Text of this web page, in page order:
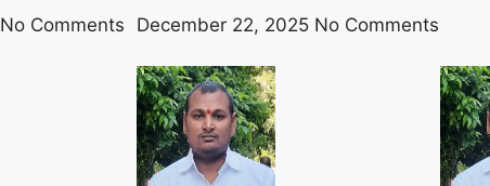
No Comments December 22, 2025 No Comments